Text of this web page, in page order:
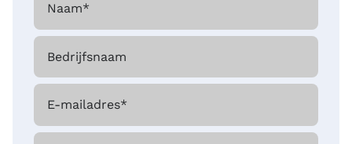
Naam*
Bedrijfsnaam
E-mailadres*